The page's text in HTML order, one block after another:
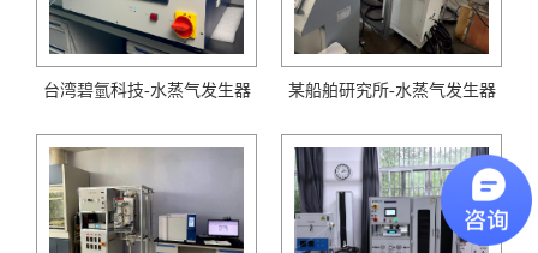
台湾碧氫科技-水蒸气发生器 某船舶研究所-水蒸气发生器